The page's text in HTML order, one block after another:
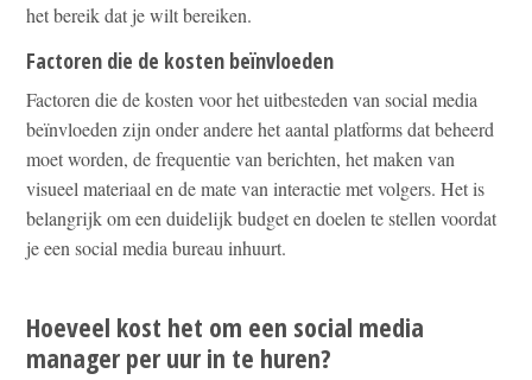
het bereik dat je wilt bereiken.
Factoren die de kosten beïnvloeden
Factoren die de kosten voor het uitbesteden van social media
beïnvloeden zijn onder andere het aantal platforms dat beheerd
moet worden, de frequentie van berichten, het maken van
visueel materiaal en de mate van interactie met volgers. Het is
belangrijk om een duidelijk budget en doelen te stellen voordat
je een social media bureau inhuurt.
Hoeveel kost het om een social media
manager per uur in te huren?